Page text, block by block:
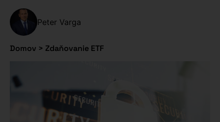
Peter Varga
Domov > Zdaňovanie ETF